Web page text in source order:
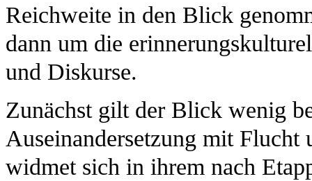
Reichweite in den Blick
dann um die
und Diskurse.
Zunächst gilt der Blick wenig
Auseinandersetzung mit
widmet sich in ihrem nach